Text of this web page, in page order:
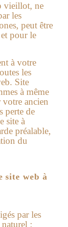
vieillot, ne
les
peut être
pour le
à votre
les
Site
à même
votre ancien
perte de
site à
préalable,
du
site web à
par les
naturel :